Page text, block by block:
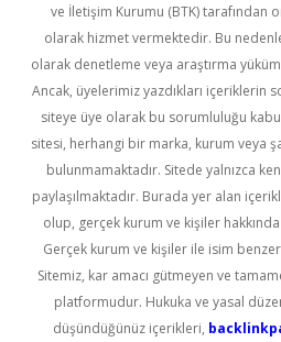
ve İletişim Kurumu (BTK) tarafından
olarak hizmet vermektedir. Bu
olarak denetleme veya araştırma
Ancak, üyelerimiz yazdıkları içeriklerin
siteye üye olarak bu sorumluluğu
sitesi, herhangi bir marka, kurum veya
bulunmamaktadır. Sitede yalnızca
paylaşılmaktadır. Burada yer alan
olup, gerçek kurum ve kişiler
Gerçek kurum ve kişiler ile isim
Sitemiz, kar amacı gütmeyen ve
platformudur. Hukuka ve yasal
düşündüğünüz içerikleri,